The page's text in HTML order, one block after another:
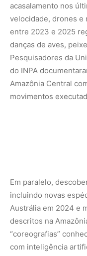
acasalamento nos
velocidade, drones
entre 2023 e 2025
danças de aves,
Pesquisadores da
do INPA
Amazônia Central
movimentos
Em paralelo,
incluindo novas
Austrália em 2024 e
descritos na
“coreografias”
com inteligência